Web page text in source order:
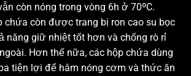
còn nóng trong vòng 6h ở 70ºC.
chứa còn được trang bị ron cao su bọc
năng giữ nhiệt tốt hơn và chống rò rỉ
Hơn thế nữa, các hộp chứa dùng
tiện lợi để hâm nóng cơm và thức ăn